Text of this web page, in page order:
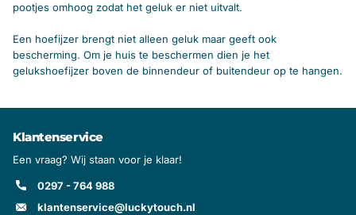
pootjes omhoog zodat het geluk er niet uitvalt.
Een hoefijzer brengt niet alleen geluk maar geeft ook
bescherming. Om je huis te beschermen dien je het
gelukshoefijzer boven de binnendeur of buitendeur op te hangen.
Klantenservice
Een vraag? Wij staan voor je klaar!
0297 - 764 988
klantenservice@luckytouch.nl